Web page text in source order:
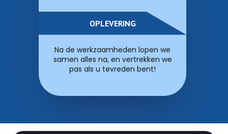
OPLEVERING
Na de werkzaamheden lopen we
samen alles na, en vertrekken we
pas als u tevreden bent!